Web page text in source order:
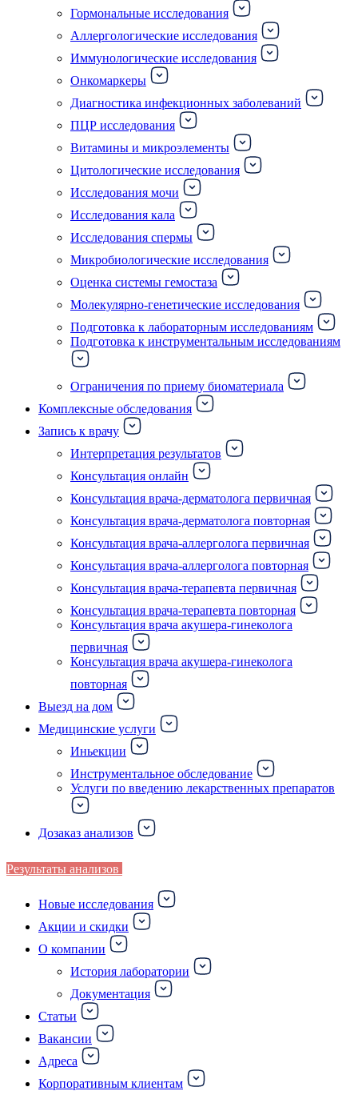
Гормональные исследования
Аллергологические исследования
Иммунологические исследования
Онкомаркеры
Диагностика инфекционных заболеваний
ПЦР исследования
Витамины и микроэлементы
Цитологические исследования
Исследования мочи
Исследования кала
Исследования спермы
Микробиологические исследования
Оценка системы гемостаза
Молекулярно-генетические исследования
Подготовка к лабораторным исследованиям
Подготовка к инструментальным исследованиям
Ограничения по приему биоматериала
Комплексные обследования
Запись к врачу
Интерпретация результатов
Консультация онлайн
Консультация врача-дерматолога первичная
Консультация врача-дерматолога повторная
Консультация врача-аллерголога первичная
Консультация врача-аллерголога повторная
Консультация врача-терапевта первичная
Консультация врача-терапевта повторная
Консультация врача акушера-гинеколога
первичная
Консультация врача акушера-гинеколога
повторная
Выезд на дом
Медицинские услуги
Иньекции
Инструментальное обследование
Услуги по введению лекарственных препаратов
Дозаказ анализов
Результаты анализов
Новые исследования
Акции и скидки
О компании
История лаборатории
Документация
Статьи
Вакансии
Адреса
Корпоративным клиентам